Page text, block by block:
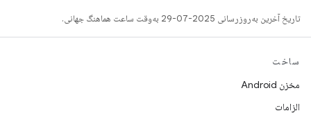
تاریخ آخرین به‌روزرسانی 2025-07-29 به‌وقت ساعت هماهنگ جهانی.
ساخت
مخزن Android
الزامات